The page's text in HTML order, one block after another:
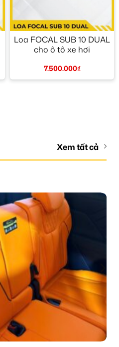
Loa FOCAL SUB 10 DUAL
cho ô tô xe hơi
7.500.000₫
Xem tất cả